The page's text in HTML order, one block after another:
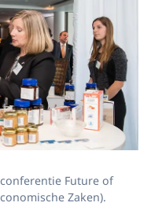
Future of
Zaken).